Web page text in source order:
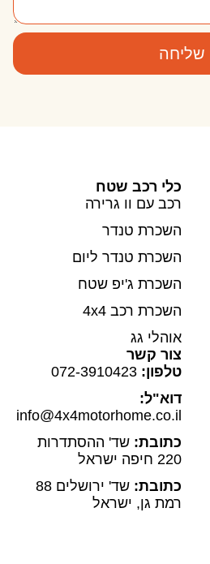
שליחה
כלי רכב שטח
רכב עם וו גרירה
השכרת טנדר
השכרת טנדר ליום
השכרת ג'יפ שטח
השכרת רכב 4x4
אוהלי גג
צור קשר
טלפון:
דוא"ל:
info@4x4motorhome.co.il
כתובת: שד' ההסתדרות
220 חיפה ישראל
כתובת:
שד' ירושלים 88
רמת גן, ישראל